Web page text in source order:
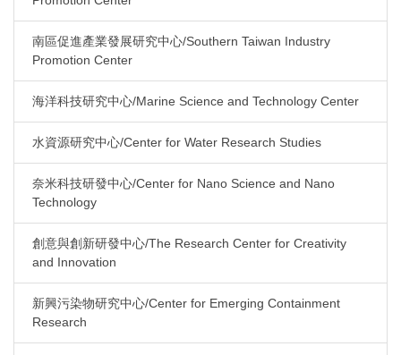
南區促進產業發展研究中心/Southern Taiwan Industry
Promotion Center
海洋科技研究中心/Marine Science and Technology Center
水資源研究中心/Center for Water Research Studies
奈米科技研發中心/Center for Nano Science and Nano
Technology
創意與創新研發中心/The Research Center for Creativity
and Innovation
新興污染物研究中心/Center for Emerging Containment
Research